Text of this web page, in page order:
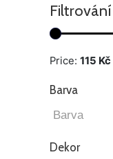
Filtrování
Price: 115 Kč
Barva
Dekor